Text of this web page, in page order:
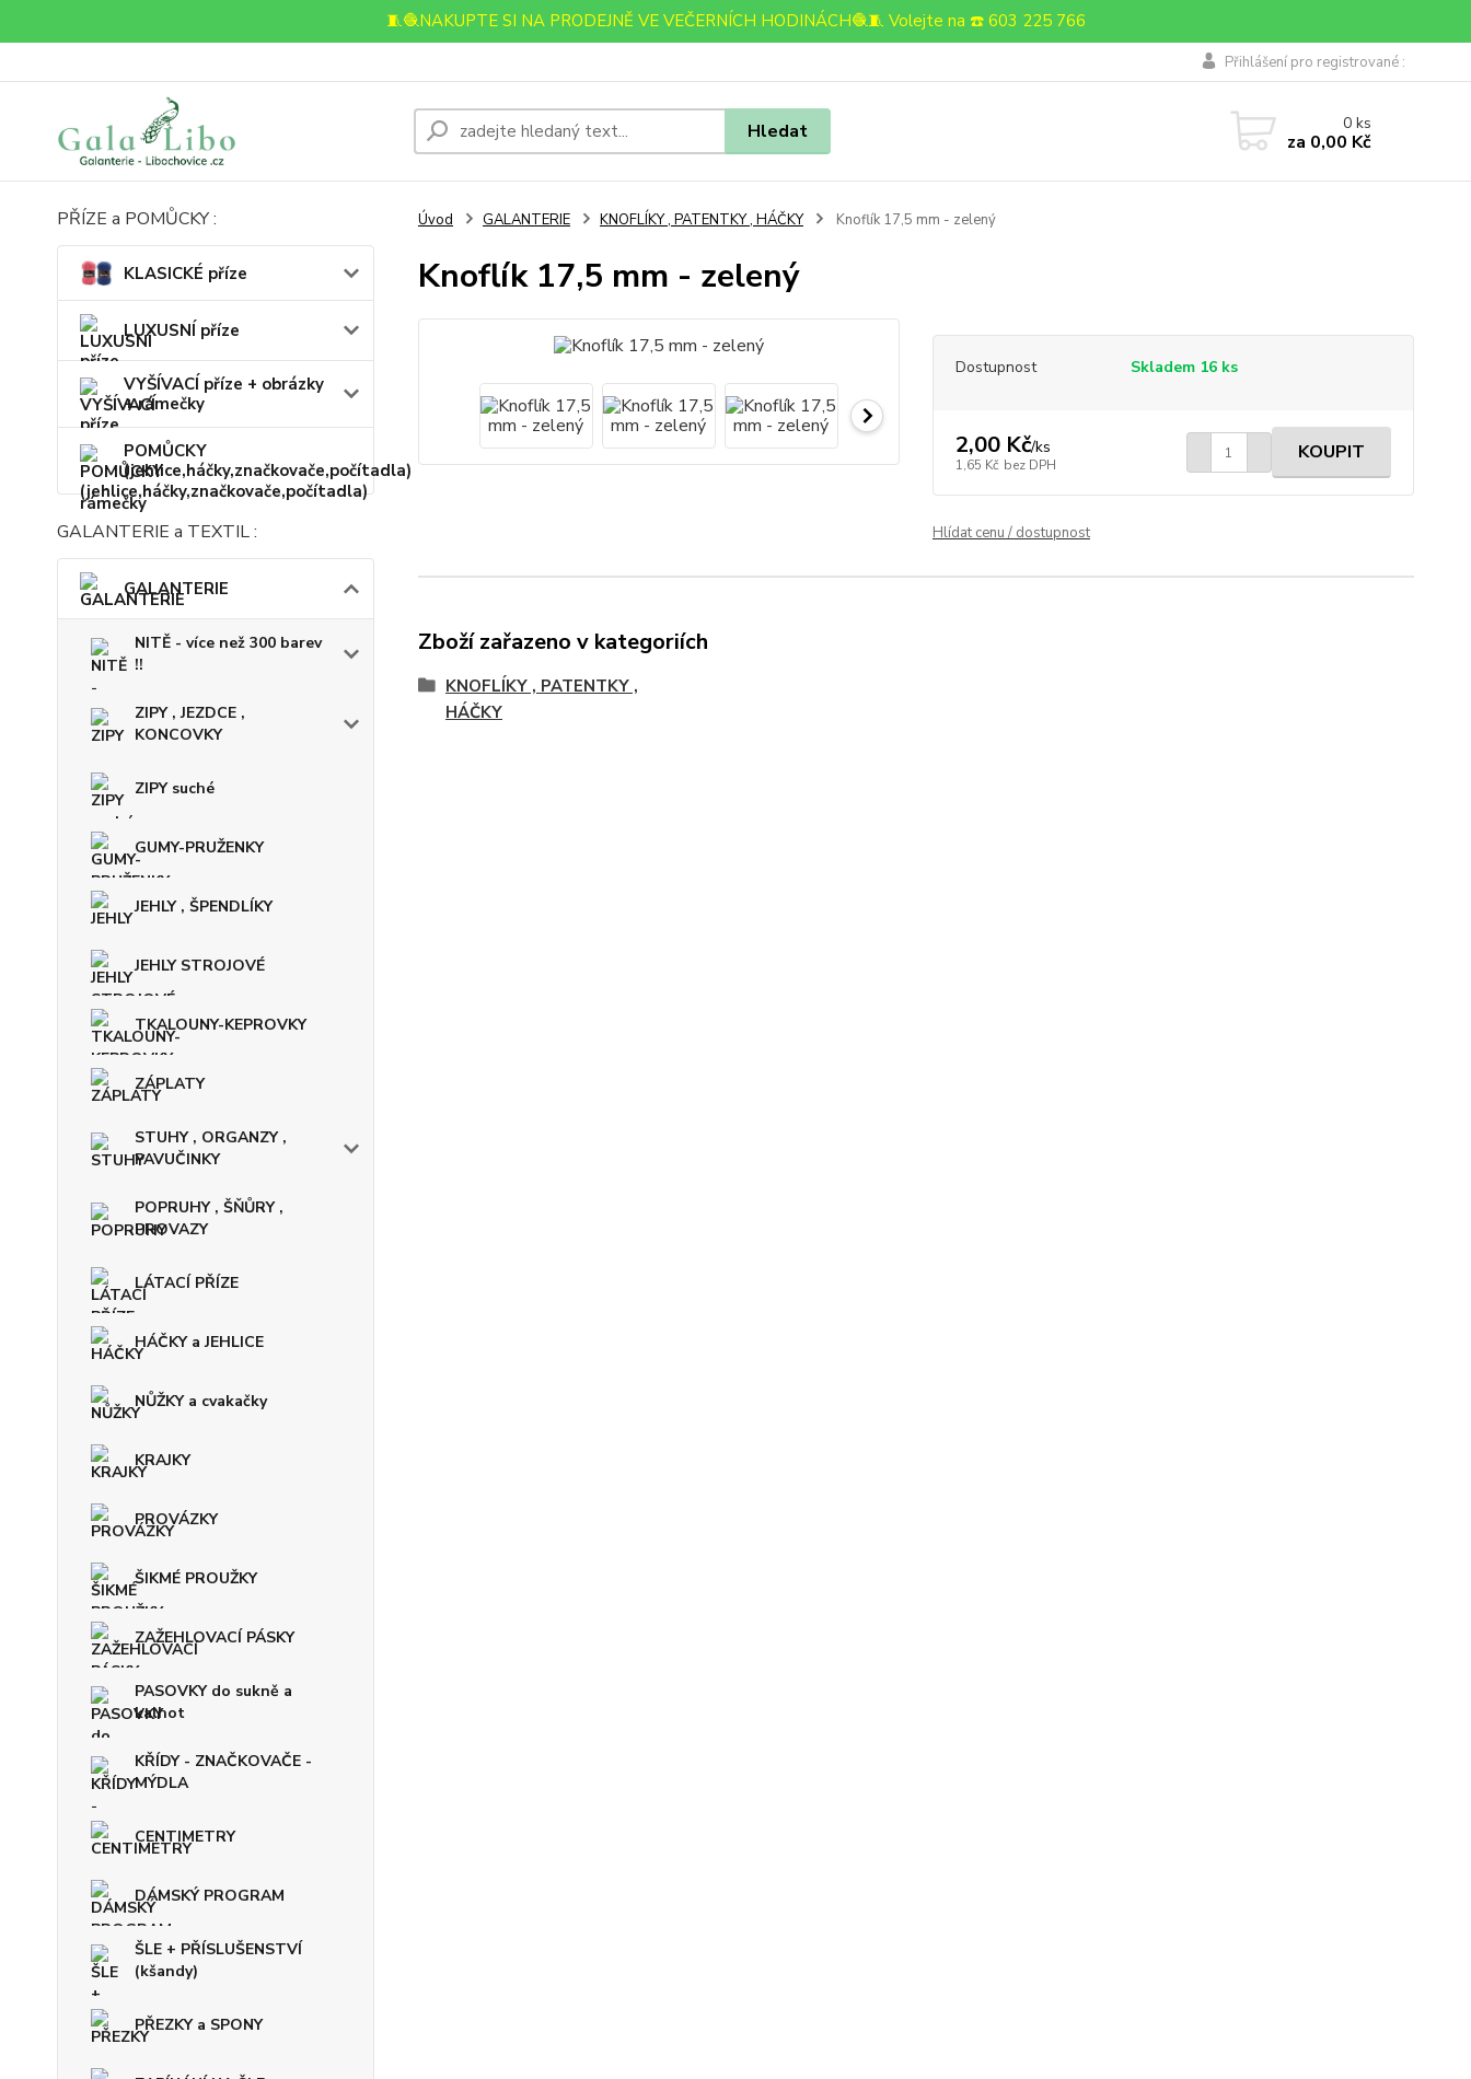
🧵🧶NAKUPTE SI NA PRODEJNĚ VE VEČERNÍCH HODINÁCH🧶🧵 Volejte na ☎️ 603 225 766
Přihlášení pro registrované :
Hledat 0ks
za 0,00 Kč
PŘÍZE a POMŮCKY :
KLASICKÉ příze
LUXUSNÍ příze
VYŠÍVACÍ příze + obrázky
+ rámečky
POMŮCKY
(jehlice,háčky,značkovače,počítadla)
GALANTERIE a TEXTIL :
GALANTERIE
NITĚ - více než 300 barev
!!
ZIPY , JEZDCE ,
KONCOVKY
ZIPY suché
GUMY-PRUŽENKY
JEHLY , ŠPENDLÍKY
JEHLY STROJOVÉ
TKALOUNY-KEPROVKY
ZÁPLATY
STUHY , ORGANZY ,
PAVUČINKY
POPRUHY , ŠŇŮRY ,
PROVAZY
LÁTACÍ PŘÍZE
HÁČKY a JEHLICE
NŮŽKY a cvakačky
KRAJKY
PROVÁZKY
ŠIKMÉ PROUŽKY
ZAŽEHLOVACÍ PÁSKY
PASOVKY do sukně a
kalhot
KŘÍDY - ZNAČKOVAČE -
MÝDLA
CENTIMETRY
DÁMSKÝ PROGRAM
ŠLE + PŘÍSLUŠENSTVÍ
(kšandy)
PŘEZKY a SPONY
Úvod GALANTERIE KNOFLÍKY , PATENTKY , HÁČKY Knoflík 17,5 mm - zelený
Knoflík 17,5 mm - zelený
Dostupnost Skladem 16 ks
2,00 Kč/ks
1,65 Kč bez DPH
KOUPIT
Hlídat cenu / dostupnost
Zboží zařazeno v kategoriích
KNOFLÍKY , PATENTKY ,
HÁČKY